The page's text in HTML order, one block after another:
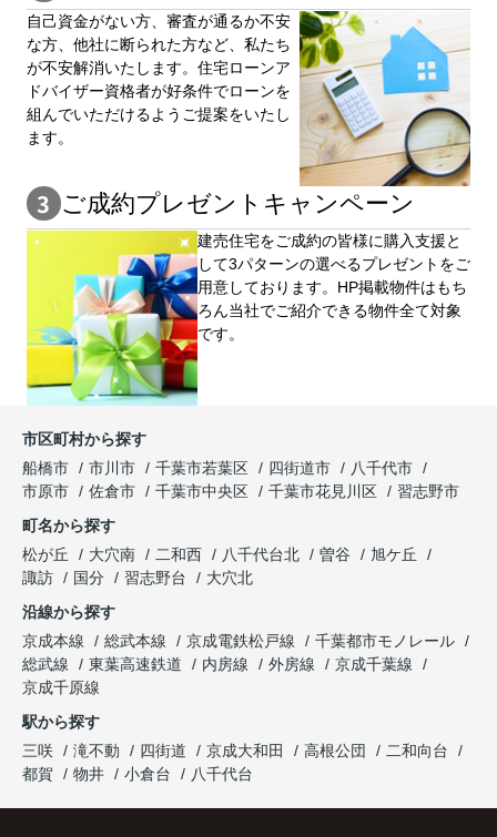
自⼰資⾦がない⽅、審査が通るか不安
な⽅、他社に断られた⽅など、私たち
が不安解消いたします。住宅ローンア
ドバイザー資格者が好条件でローンを
組んでいただけるようご提案をいたし
ます。
ご成約プレゼントキャンペーン
建売住宅をご成約の皆様に購⼊⽀援と
して3パターンの選べるプレゼントをご
用意しております。HP掲載物件はもち
ろん当社でご紹介できる物件全て対象
です。
市区町村から探す
船橋市
市川市 千葉市若葉区 四街道市
八千代市
市原市
佐倉市 千葉市中央区 千葉市花見川区
習志野市
町名から探す
松が丘
大穴南 二和西 八千代台北 曽谷
旭ケ丘
諏訪
国分 習志野台
大穴北
沿線から探す
京成本線
総武本線 京成電鉄松戸線
千葉都市モノレール
総武線
東葉高速鉄道 内房線 外房線
京成千葉線
京成千原線
駅から探す
三咲
滝不動 四街道 京成大和田 高根公団
二和向台
都賀
物井 小倉台 八千代台